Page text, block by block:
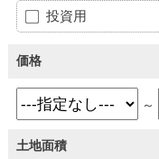
投資用
価格
～
土地面積